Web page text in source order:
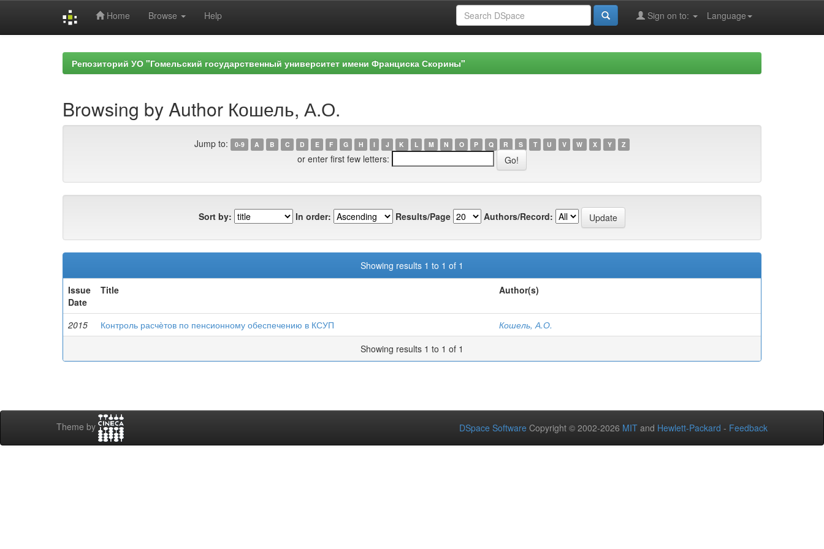
Home Browse Help Language
Sign on to:
Репозиторий УО "Гомельский государственный университет имени Франциска Скорины"
Browsing by Author Кошель, А.О.
Jump to: 0-9 A B C D E F G H I J K L M N O P Q R S T U V W X Y Z
or enter first few letters:
Sort by: In order: Results/Page Authors/Record:
Showing results 1 to 1 of 1
Issue
Date
Title Author(s)
2015 Контроль расчѐтов по пенсионному обеспечению в КСУП
Кошель, А.О.
Showing results 1 to 1 of 1
Theme by DSpace Software Copyright © 2002-2026 MIT and Hewlett-Packard - Feedback